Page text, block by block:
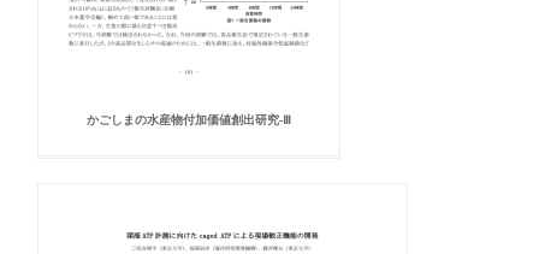
かごしまの水産物付加価値創出研究-Ⅲ